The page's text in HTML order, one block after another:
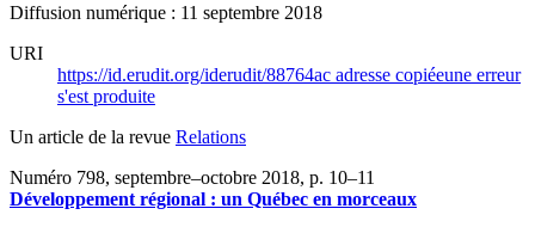
Diffusion numérique : 11 septembre 2018
URI
https://id.erudit.org/iderudit/88764ac adresse copiéeune erreur
s'est produite
Un article de la revue Relations
Numéro 798, septembre–octobre 2018, p. 10–11
Développement régional : un Québec en morceaux